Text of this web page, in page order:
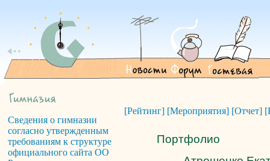
Сведения о гимназии
согласно утвержденным
требованиям к структуре
официального сайта ОО
[Рейтинг] [Мероприятия] [Отчет]
Портфолио